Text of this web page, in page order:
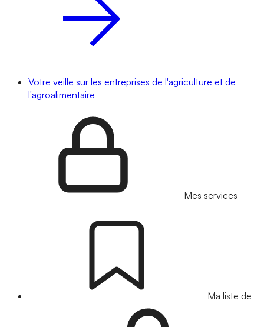
Votre veille sur les entreprises de l'agriculture et de
l'agroalimentaire
Mes services
Ma liste de